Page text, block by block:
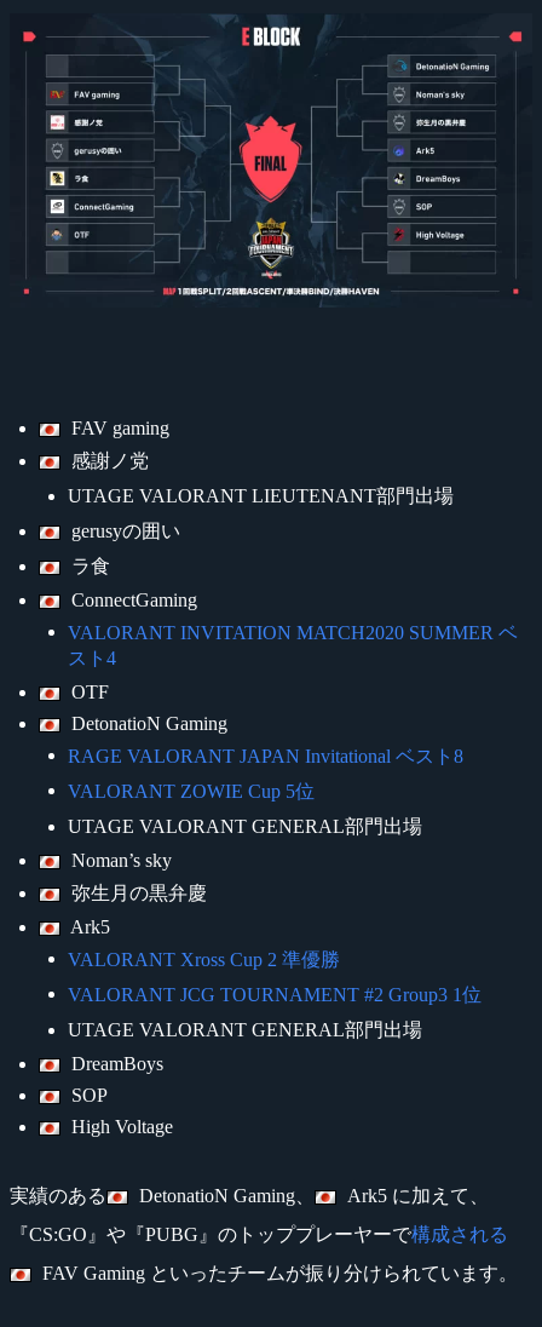
FAV gaming
感謝ノ党
UTAGE VALORANT LIEUTENANT部門出場
gerusyの囲い
ラ食
ConnectGaming
VALORANT INVITATION MATCH2020 SUMMER ベ
スト4
OTF
DetonatioN Gaming
RAGE VALORANT JAPAN Invitational ベスト8
VALORANT ZOWIE Cup 5位
UTAGE VALORANT GENERAL部門出場
Noman’s sky
弥生月の黒弁慶
Ark5
VALORANT Xross Cup 2 準優勝
VALORANT JCG TOURNAMENT #2 Group3 1位
UTAGE VALORANT GENERAL部門出場
DreamBoys
SOP
High Voltage
実績のある DetonatioN Gaming、
Ark5 に加えて、
『CS:GO』や『PUBG』のトッププレーヤーで構成される
FAV Gaming といったチームが振り分けられています。